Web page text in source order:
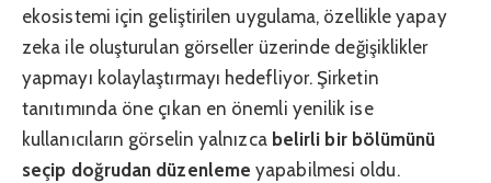
ekosistemi için geliştirilen uygulama, özellikle yapay
zeka ile oluşturulan görseller üzerinde değişiklikler
yapmayı kolaylaştırmayı hedefliyor. Şirketin
tanıtımında öne çıkan en önemli yenilik ise
kullanıcıların görselin yalnızca belirli bir bölümünü
seçip doğrudan düzenlemeyapabilmesi oldu.